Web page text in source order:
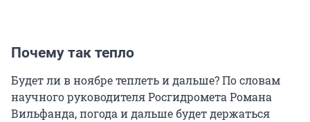
Почему так тепло
Будет ли в ноябре теплеть и дальше? По словам
научного руководителя Росгидромета Романа
Вильфанда, погода и дальше будет держаться